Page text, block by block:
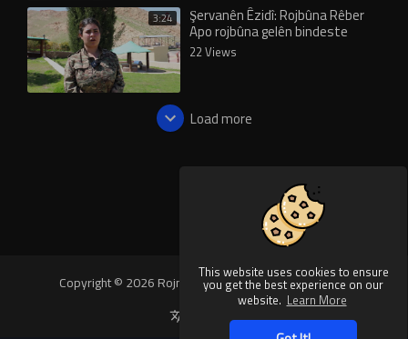
This website uses cookies to ensure
you get the best experience on our
website. Learn More
3:24 Şervanên Êzidî: Rojbûna Rêber
Apo rojbûna gelên bindeste
22 Views
Load more
Copyright © 2026 Rojnews Video. All rights reserved.
Language